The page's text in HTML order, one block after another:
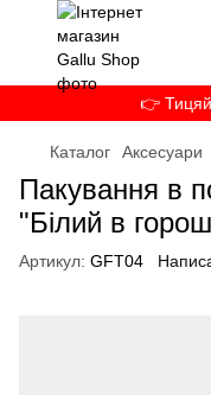
👉
Каталог Аксесуари
Пакування в
"Білий в
Артикул: GFT04